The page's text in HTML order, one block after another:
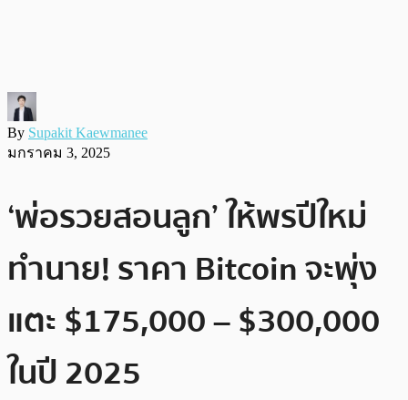
By Supakit Kaewmanee
มกราคม 3, 2025
‘พ่อรวยสอนลูก’ ให้พรปีใหม่
ทำนาย! ราคา Bitcoin จะพุ่ง
แตะ $175,000 – $300,000
ในปี 2025